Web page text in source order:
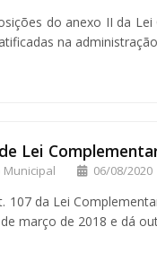
do anexo II da
na
Lei
06/08/2020
107 da Lei
março de 2018 e dá